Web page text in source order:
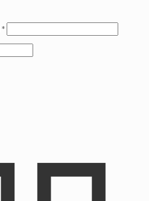
*Обязательно